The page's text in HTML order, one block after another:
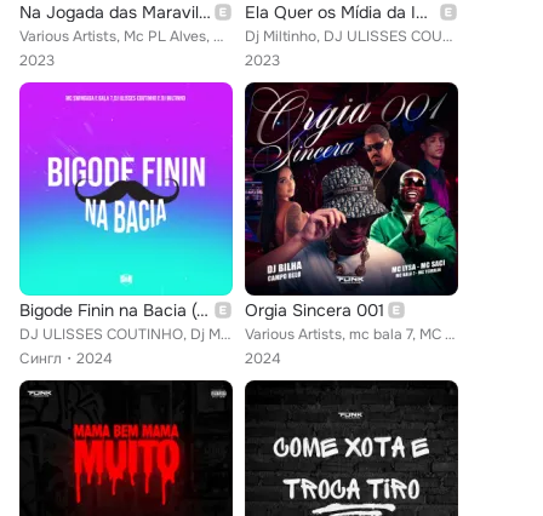
Na Jogada das Maravilhas
Various Artists, Mc PL Alves, DJ Juninho de SJM, Mc Bala 7, DJ CL Santos | Único feat. Bonde Das Maravilhas
2023
Ela Quer os Mídia da Inglaterra
Dj Miltinho, DJ ULISSES COUTINHO, MC SWINGADA, MC BALA 7
2023
Bigode Finin na Bacia (feat. MC SWINGADA)
DJ ULISSES COUTINHO, Dj Miltinho, MC BALA 7 feat. MC SWINGADA
Сингл
2024
Orgia Sincera 001
Various Artists, mc bala 7, MC TCHULIN, DJ BILHA DO CAMPO BELO, Mc Lysa, Mc Saci
2024